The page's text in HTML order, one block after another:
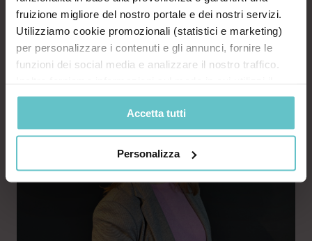
fruizione migliore del nostro portale e dei nostri servizi.
Utilizziamo cookie promozionali (statistici e marketing)
per personalizzare i contenuti e gli annunci, fornire le
funzioni dei social media e analizzare il nostro traffico.
nostro sito ai nostri partner che si occupano di analisi dei
dati web, pubblicità e social media, i quali potrebbero
combinarle con altre informazioni che hai fornito loro o
che hanno raccolto in base al tuo utilizzo dei loro servizi.
cookie potranno essere implementati ad esclusione di
quelli tecnici che sono necessari per il funzionamento del
sito. Cliccando su “ACCETTA TUTTI” invece accetterai di
implementare tutti i cookie. Chiudendo questo banner
Accetta tutti
Personalizza